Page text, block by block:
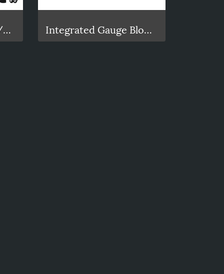
duotight - 9.5mm (3/8) x 1/4 Male Integrated Gauge BlowTie Spunding Valve Kit (0-15psi)